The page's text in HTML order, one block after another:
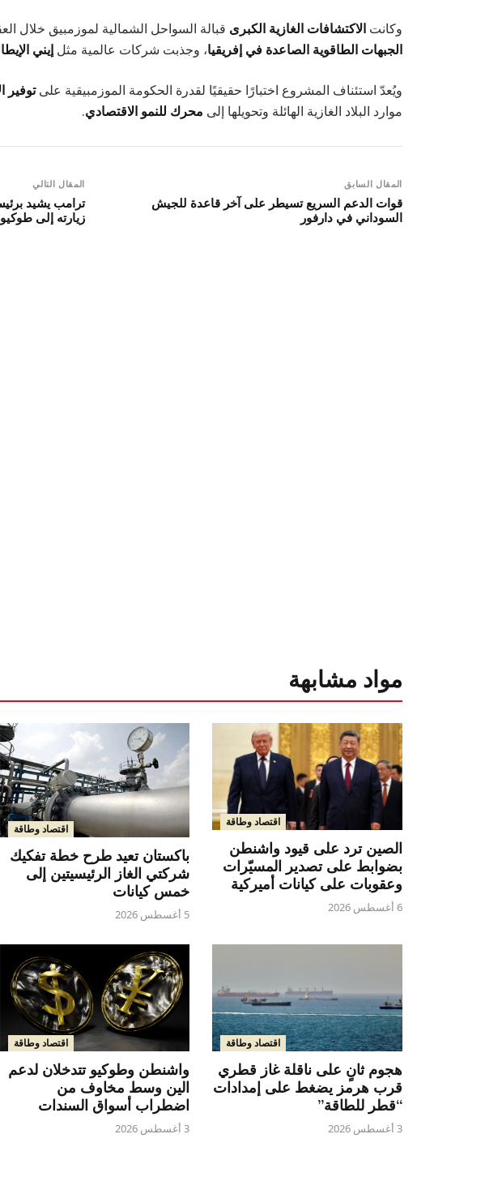
وكانت الاكتشافات الغازية الكبرى قبالة السواحل الشمالية لموزمبيق خلال
الجبهات الطاقوية الصاعدة في إفريقيا، وجذبت شركات عالمية مثل إيني
ويُعدّ استئناف المشروع اختبارًا حقيقيًا لقدرة الحكومة الموزمبيقية علىتوفير
موارد البلاد الغازية الهائلة وتحويلها إلى محرك للنمو الاقتصادي.
المقال السابق
قوات الدعم السريع تسيطر على آخر قاعدة للجيش
السوداني في دارفور
المقال التالي
ترامب يشيد
زيارته إلى طوكيو
مواد مشابهة
اقتصاد وطاقة
الصين ترد على قيود واشنطن
بضوابط على تصدير المسيّرات
وعقوبات على كيانات أميركية
6 أغسطس 2026
اقتصاد وطاقة
باكستان تعيد طرح خطة تفكيك
شركتي الغاز الرئيسيتين إلى
خمس كيانات
5 أغسطس 2026
اقتصاد وطاقة
هجوم ثانٍ على ناقلة غاز قطري
قرب هرمز يضغط على إمدادات
“قطر للطاقة”
3 أغسطس 2026
اقتصاد وطاقة
واشنطن وطوكيو تتدخلان لدعم
الين وسط مخاوف من
اضطراب أسواق السندات
3 أغسطس 2026